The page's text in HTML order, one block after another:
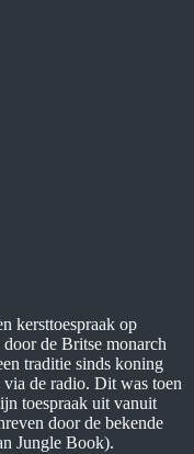
kersttoespraak op
de Britse monarch
traditie sinds koning
de radio. Dit was toen
toespraak uit vanuit
door de bekende
Jungle Book).